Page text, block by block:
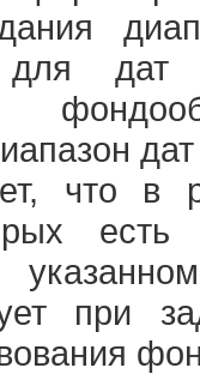
для
что в
есть
при